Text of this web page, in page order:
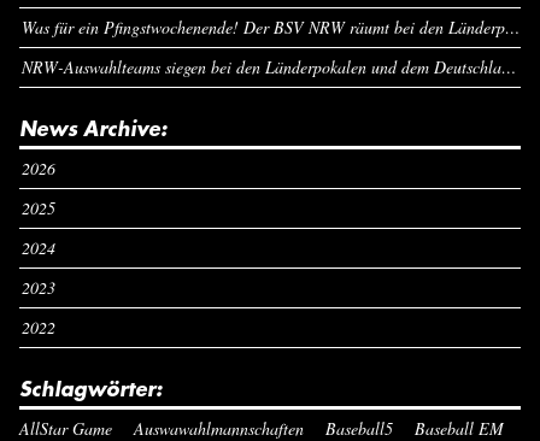
Was für ein Pfingstwochenende! Der BSV NRW räumt bei den Länderpokalen ab
NRW-Auswahlteams siegen bei den Länderpokalen und dem Deutschlandcup an Pfingsten
News Archive:
2026
2025
2024
2023
2022
Schlagwörter:
AllStar Game Auswawahlmannschaften Baseball5 Baseball EM